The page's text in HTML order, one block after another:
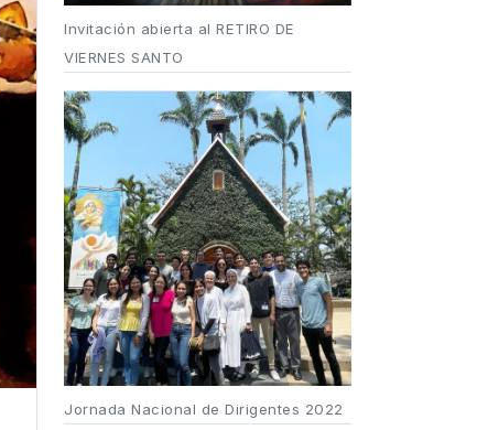
Invitación abierta al RETIRO DE
VIERNES SANTO
Jornada Nacional de Dirigentes 2022